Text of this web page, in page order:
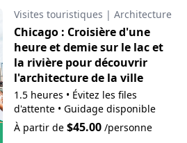
Visites touristiques | Architecture
Chicago : Croisière d'une
heure et demie sur le lac et
la rivière pour découvrir
l'architecture de la ville
1.5 heures • Évitez les files
d'attente • Guidage disponible
À partir de $45.00/personne